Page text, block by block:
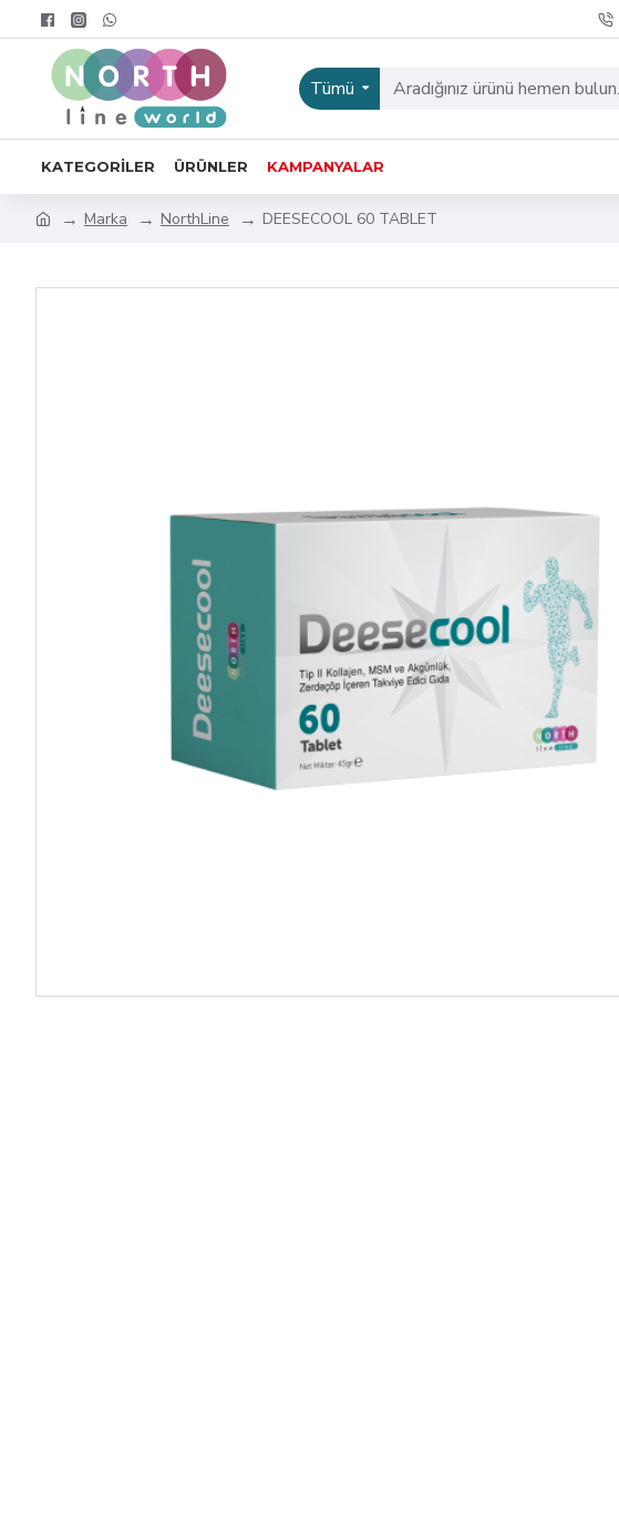
Tümü
KATEGORILER ÜRÜNLER KAMPANYALAR
Marka NorthLine DEESECOOL 60 TABLET